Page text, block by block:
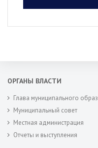
ОРГАНЫ ВЛАСТИ
Глава муниципального образования
Муниципальный совет
Местная администрация
Отчеты и выступления